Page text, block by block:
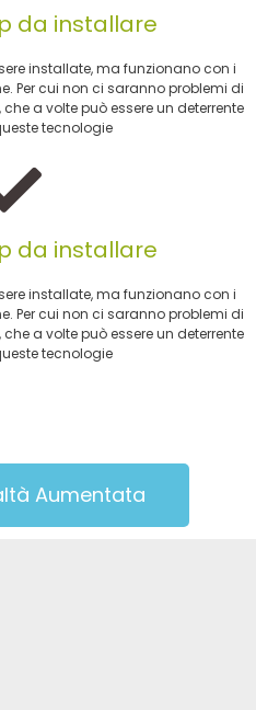
da installare
installate, ma funzionano con i
Per cui non ci saranno problemi di
a volte può essere un deterrente
tecnologie
da installare
installate, ma funzionano con i
Per cui non ci saranno problemi di
a volte può essere un deterrente
tecnologie
Aumentata